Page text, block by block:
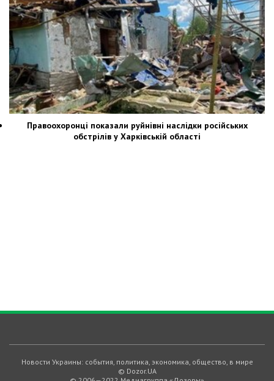
Правоохоронці показали руйнівні наслідки російських
обстрілів у Харківській області
Новости Украины: события, политика, экономика, общество, в мире
© Dozor.UA